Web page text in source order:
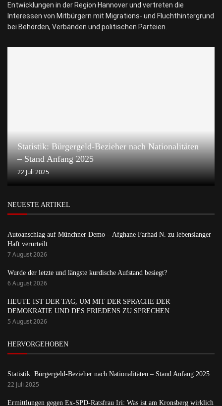
Entwicklungen in der Region Hannover und vertreten die
Interessen von Mitbürgern mit Migrations- und Fluchthintergrund
bei Behörden, Verbänden und politischen Parteien.
Statistik: Bürgergeld-Bezieher nach Nationalitäten
– Stand Anfang 2025
22 Juli 2025
NEUESTE ARTIKEL
Autoanschlag auf Münchner Demo – Afghane Farhad N. zu lebenslanger
Haft verurteilt
7 August 2026
Wurde der letzte und längste kurdische Aufstand besiegt?
6 August 2026
HEUTE IST DER TAG, UM MIT DER SPRACHE DER
DEMOKRATIE UND DES FRIEDENS ZU SPRECHEN
5 August 2026
HERVORGEHOBEN
Statistik: Bürgergeld-Bezieher nach Nationalitäten – Stand Anfang 2025
22 Juli 2025
Ermittlungen gegen Ex-SPD-Ratsfrau Iri: Was ist am Kronsberg wirklich